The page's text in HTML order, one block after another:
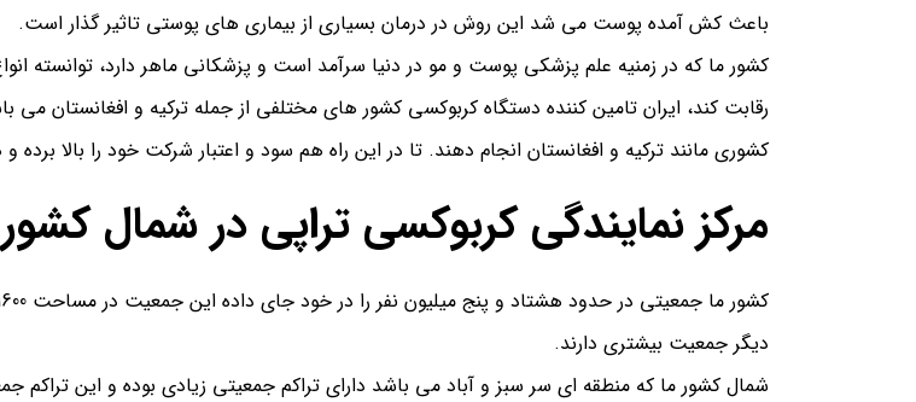
باعث کش آمده پوست می شد این روش در درمان بسیاری از بیماری های پوستی تاثیر گذار است.
کشور ما که در زمنیه علم پزشکی پوست و مو در دنیا سرآمد است و پزشکانی ماهر دارد، توانسته
رقابت کند، ایران تامین کننده دستگاه کربوکسی کشور های مختلفی از جمله ترکیه و افغانستان می
کشوری مانند ترکیه و افغانستان انجام دهند. تا در این راه هم سود و اعتبار شرکت خود را بالا
مرکز نمایندگی کربوکسی تراپی در شمال کشور
دیگر جمعیت بیشتری دارند.
شمال کشور ما که منطقه ای سر سبز و آباد می باشد دارای تراکم جمعیتی زیادی بوده و این تراکم